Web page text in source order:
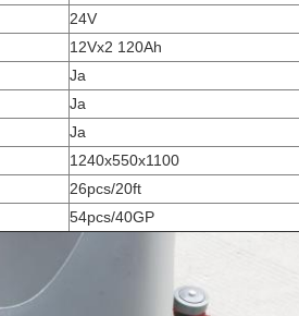
24V
12Vx2 120Ah
Ja
Ja
Ja
1240x550x1100
26pcs/20ft
54pcs/40GP